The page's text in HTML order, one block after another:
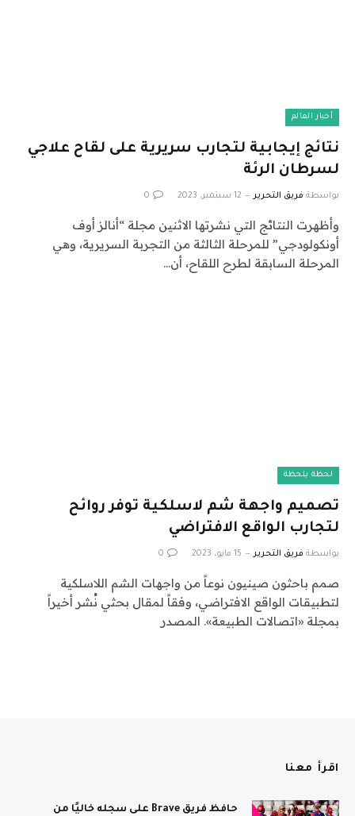
أخبار العالم
نتائج إيجابية لتجارب سريرية على لقاح علاجي
لسرطان الرئة
بواسطة فريق التحرير 12 سبتمبر، 2023 0
وأظهرت النتائج التي نشرتها الاثنين مجلة “أنالز أوف
أونكولودجي” للمرحلة الثالثة من التجربة السريرية، وهي
المرحلة السابقة لطرح اللقاح، أن…
لحظة بلحظة
تصميم واجهة شم لاسلكية توفر روائح
لتجارب الواقع الافتراضي
بواسطة فريق التحرير 15 مايو، 2023 0
صمم باحثون صينيون نوعاً من واجهات الشم اللاسلكية
لتطبيقات الواقع الافتراضي، وفقاً لمقال بحثي نُشر أخيراً
بمجلة «اتصالات الطبيعة». المصدر
اقرأ معنا
حافظ فريق Brave على سجله خاليًا من